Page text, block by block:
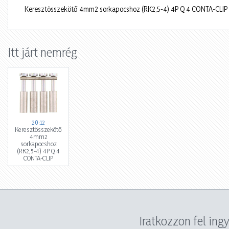
Keresztösszekötő 4mm2 sorkapocshoz (RK2,5-4) 4P Q 4 CONTA-CLIP
Itt járt nemrég
20:12
Keresztösszekötő
4mm2
sorkapocshoz
(RK2,5-4) 4P Q 4
CONTA-CLIP
Iratkozzon fel